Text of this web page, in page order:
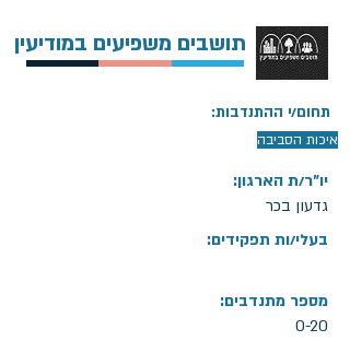
תושבים משפיעים במודיעין
תחום/י ההתנדבות:
איכות הסביבה
יו"ר/ת הארגון:
גדעון בכר
בעלי/ות תפקידים:
מספר מתנדבים:
0-20